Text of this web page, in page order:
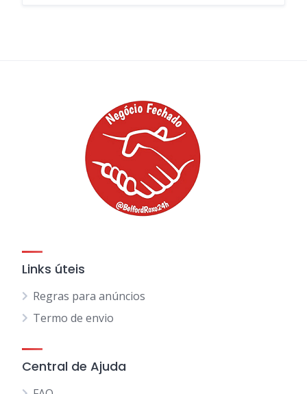
Links úteis
Regras para anúncios
Termo de envio
Central de Ajuda